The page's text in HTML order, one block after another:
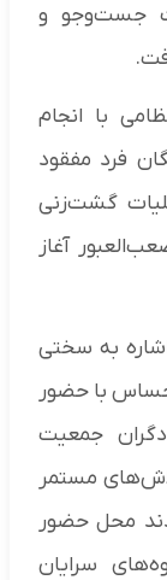
جست‌وجو و
با انجام
فرد مفقود
گشت‌زنی
آغاز
به سختی
با حضور
جمعیت
مستمر
محل حضور
سرایان